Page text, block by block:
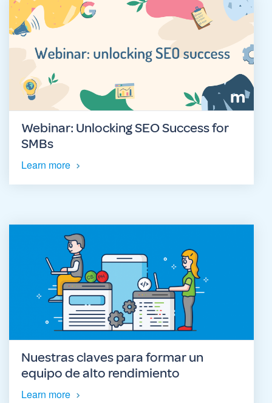
Webinar: Unlocking SEO Success for
SMBs
Learn more
Nuestras claves para formar un
equipo de alto rendimiento
Learn more